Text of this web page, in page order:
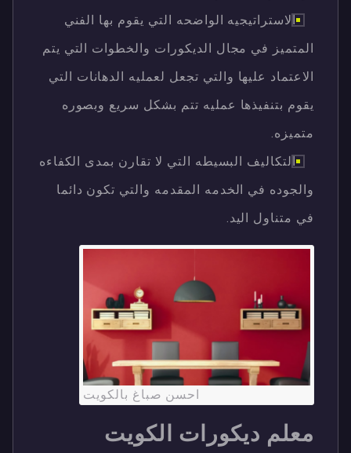
الاستراتيجيه الواضحه التي يقوم بها الفني
المتميز في مجال الديكورات والخطوات التي يتم
الاعتماد عليها والتي تجعل لعمليه الدهانات التي
يقوم بتنفيذها عمليه تتم بشكل سريع وبصوره
متميزه.
التكاليف البسيطه التي لا تقارن بمدى الكفاءه
والجوده في الخدمه المقدمه والتي تكون دائما
في متناول اليد.
احسن صباغ بالكويت
معلم ديكورات الكويت